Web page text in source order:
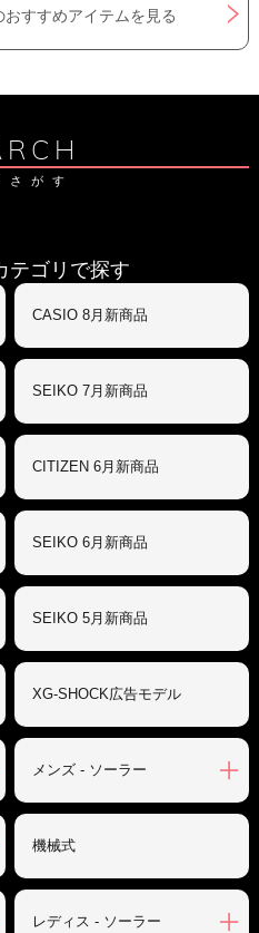
おすすめアイテムを見る
さがす
テゴリで探す
CASIO 8月新商品
SEIKO 7月新商品
CITIZEN 6月新商品
SEIKO 6月新商品
SEIKO 5月新商品
XG-SHOCK広告モデル
メンズ - ソーラー
機械式
レディス - ソーラー